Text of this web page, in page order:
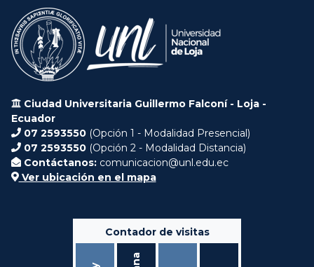
Ciudad Universitaria Guillermo Falconí - Loja -
Ecuador
07 2593550 (Opción 1 - Modalidad Presencial)
07 2593550 (Opción 2 - Modalidad Distancia)
Contáctanos: comunicacion@unl.edu.ec
Ver ubicación en el mapa
Contador de visitas